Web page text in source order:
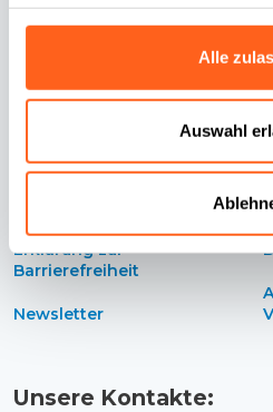
Alle
Auswahl
Kontakte
Erklärung zur
Barrierefreiheit
Newsletter
Unsere Kontakte: